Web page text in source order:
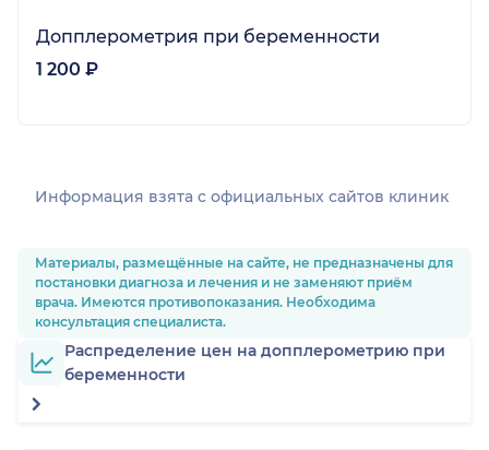
Допплерометрия при беременности
1 200 ₽
Информация взята c официальных сайтов клиник
Материалы, размещённые на сайте, не предназначены для
постановки диагноза и лечения и не заменяют приём
врача. Имеются противопоказания. Необходима
консультация специалиста.
Распределение цен на допплерометрию при
беременности